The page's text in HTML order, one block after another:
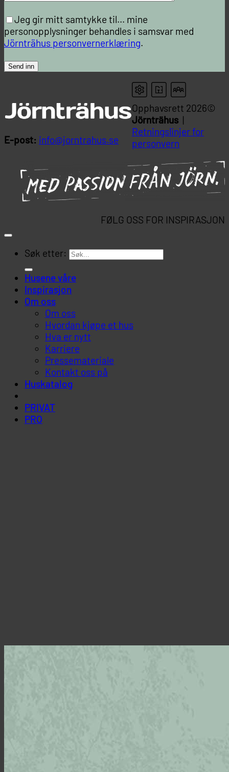
Jeg gir mitt samtykke til... mine
personopplysninger behandles i samsvar med
Jörnträhus personvernerklæring.
E-post: info@jorntrahus.se
FØLG OSS FOR INSPIRASJON
Opphavsrett 2026©
Jörnträhus |
Retningslinjer for
personvern
Søk etter:
Husene våre
Inspirasjon
Om oss
Om oss
Hvordan kjøpe et hus
Hva er nytt
Karriere
Pressemateriale
Kontakt oss på
Huskatalog
PRIVAT
PRO